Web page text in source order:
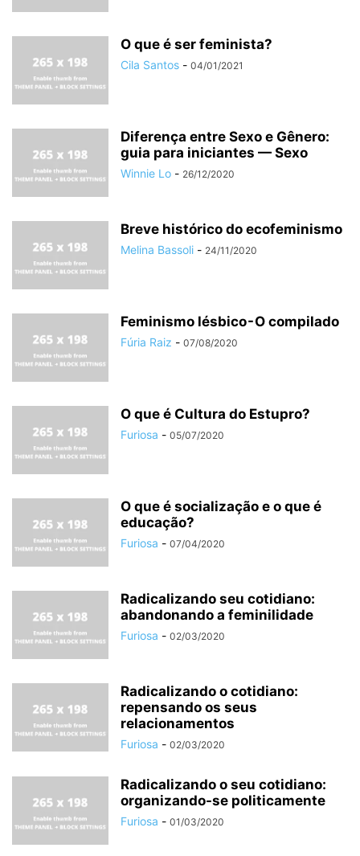
O que é ser feminista?
Cila Santos - 04/01/2021
Diferença entre Sexo e Gênero:
guia para iniciantes — Sexo
Winnie Lo - 26/12/2020
Breve histórico do ecofeminismo
Melina Bassoli - 24/11/2020
Feminismo lésbico - O compilado
Fúria Raiz - 07/08/2020
O que é Cultura do Estupro?
Furiosa - 05/07/2020
O que é socialização e o que é
educação?
Furiosa - 07/04/2020
Radicalizando seu cotidiano:
abandonando a feminilidade
Furiosa - 02/03/2020
Radicalizando o cotidiano:
repensando os seus
relacionamentos
Furiosa - 02/03/2020
Radicalizando o seu cotidiano:
organizando-se politicamente
Furiosa - 01/03/2020